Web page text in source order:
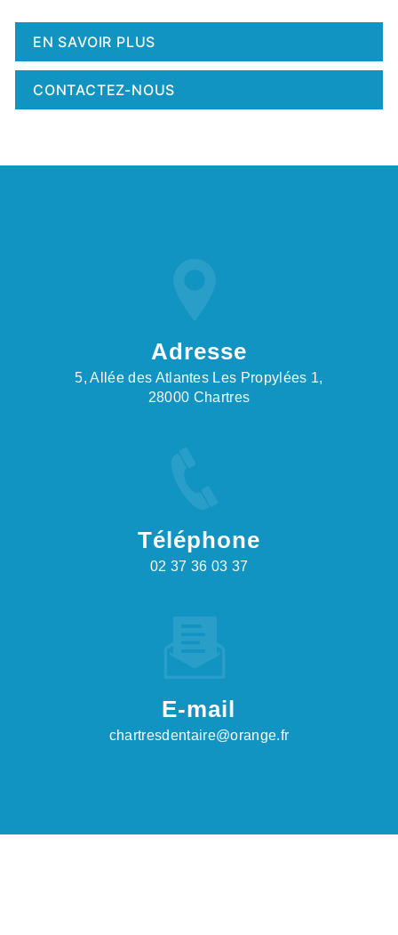
EN SAVOIR PLUS
CONTACTEZ-NOUS
Adresse
5, Allée des Atlantes Les Propylées 1,
28000 Chartres
Téléphone
02 37 36 03 37
E-mail
chartresdentaire@orange.fr